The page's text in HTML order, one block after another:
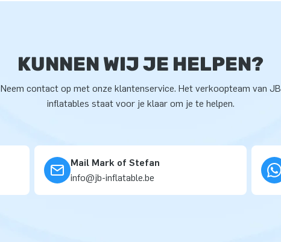
KUNNEN WIJ JE HELPEN?
Neem contact op met onze klantenservice. Het verkoopteam van JB
inflatables staat voor je klaar om je te helpen.
Mail Mark of Stefan
info@jb-inflatable.be